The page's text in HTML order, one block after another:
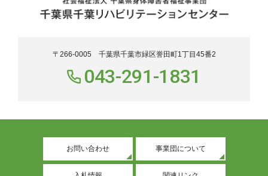
〒266-0005 千葉県千葉市緑区誉田町1丁目45番2
043-291-1831
お問い合わせ 事業団について